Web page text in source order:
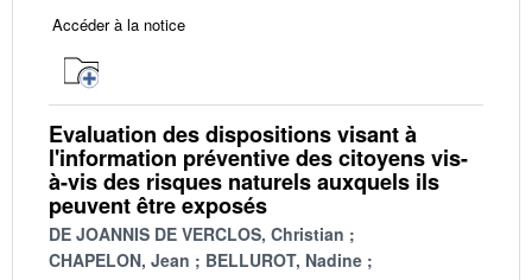
Accéder à la notice
Evaluation des dispositions visant à
l'information préventive des citoyens vis-
à-vis des risques naturels auxquels ils
peuvent être exposés
DE JOANNIS DE VERCLOS, Christian
CHAPELON, Jean
BELLUROT, Nadine